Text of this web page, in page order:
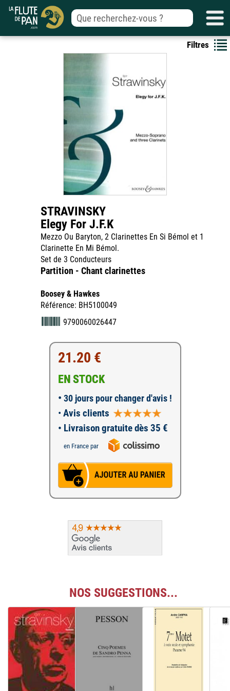
Filtres
STRAVINSKY
Elegy For J.F.K
Mezzo Ou Baryton, 2 Clarinettes En Si Bémol et 1
Clarinette En Mi Bémol.
Set de 3 Conducteurs
Partition - Chant clarinettes
Boosey & Hawkes
Référence: BH5100049
9790060026447
21.20 €
EN STOCK
• 30 jours pour changer d'avis !
• Avis clients
• Livraison gratuite dès 35 €
en France par
NOS SUGGESTIONS...